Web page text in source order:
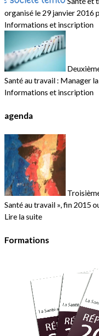
organisé le 29 janvier 2016
Informations et inscription
Santé au travail : Manager
Informations et inscription
agenda
Santé au travail », fin 2015
Lire la suite
Formations